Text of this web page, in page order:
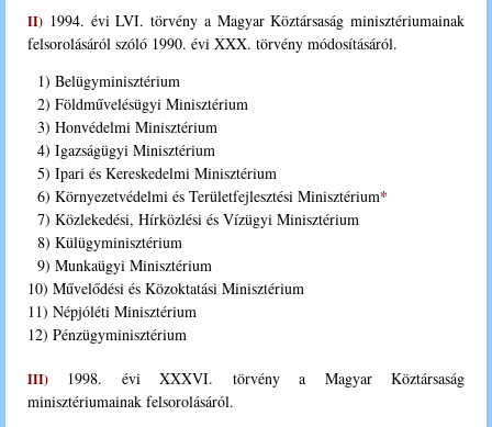
II) 1994. évi LVI. törvény a Magyar Köztársaság minisztériumainak
felsorolásáról szóló 1990. évi XXX. törvény módosításáról.
1) Belügyminisztérium
2) Földművelésügyi Minisztérium
3) Honvédelmi Minisztérium
4) Igazságügyi Minisztérium
5) Ipari és Kereskedelmi Minisztérium
6) Környezetvédelmi és Területfejlesztési Minisztérium*
7) Közlekedési, Hírközlési és Vízügyi Minisztérium
8) Külügyminisztérium
9) Munkaügyi Minisztérium
10) Művelődési és Közoktatási Minisztérium
11) Népjóléti Minisztérium
12) Pénzügyminisztérium
III) 1998. évi XXXVI. törvény a Magyar Köztársaság
minisztériumainak felsorolásáról.